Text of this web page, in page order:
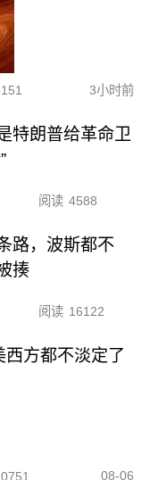
3小时前
特朗普给革命卫
阅读 4588
路，波斯都不
揍
阅读 16122
方都不淡定了
08-06